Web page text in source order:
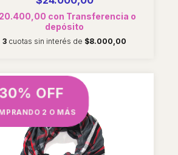
con Transferencia o
depósito
3 cuotas sin interés de $8.000,00
30% OFF
2 O MÁS